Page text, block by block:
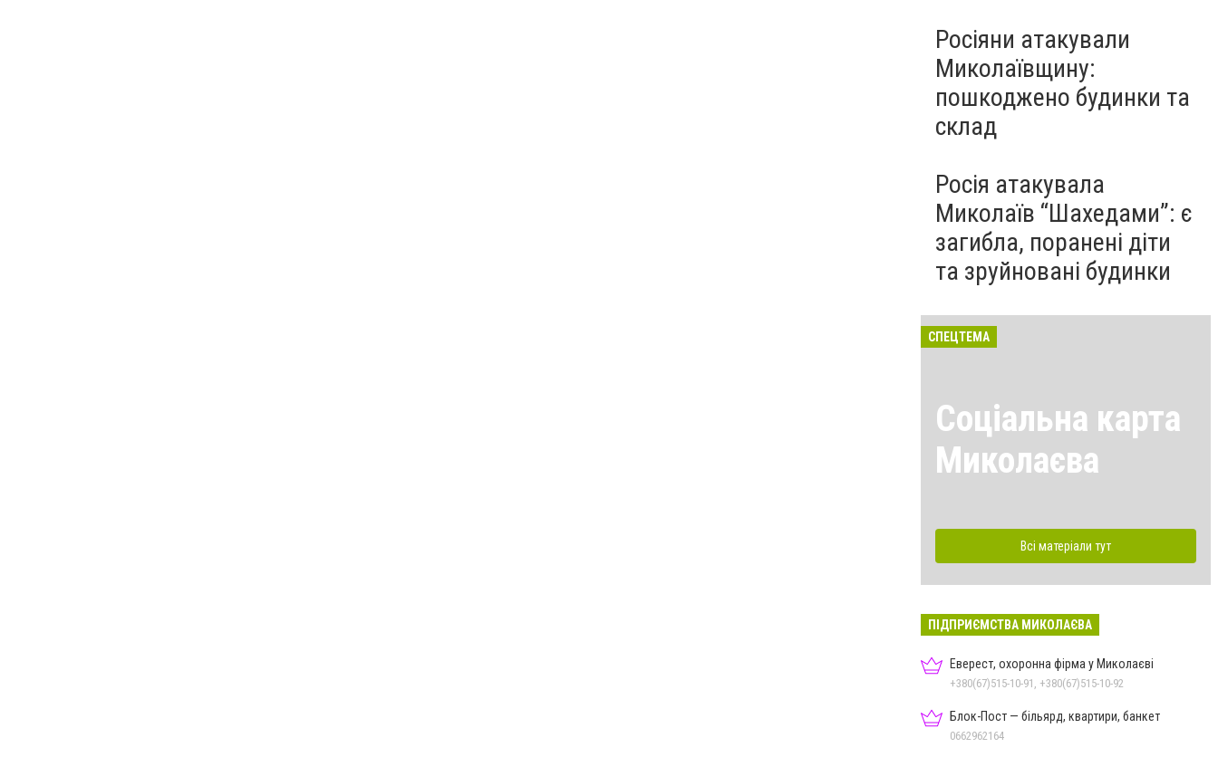
Росіяни атакували
Миколаївщину:
пошкоджено будинки та
склад
Росія атакувала
Миколаїв “Шахедами”: є
загибла, поранені діти
та зруйновані будинки
СПЕЦТЕМА
Соціальна карта
Миколаєва
Всі матеріали тут
ПІДПРИЄМСТВА МИКОЛАЄВА
Еверест, охоронна фірма у Миколаєві
+380(67)515-10-91, +380(67)515-10-92
Блок-Пост — більярд, квартири, банкет
0662962164